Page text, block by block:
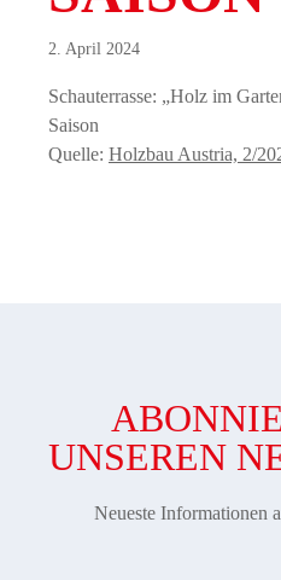
2. April 2024
Schauterrasse: „Holz im
Saison
Quelle: Holzbau Austria, 2/
UNSEREN
Neueste Informationen